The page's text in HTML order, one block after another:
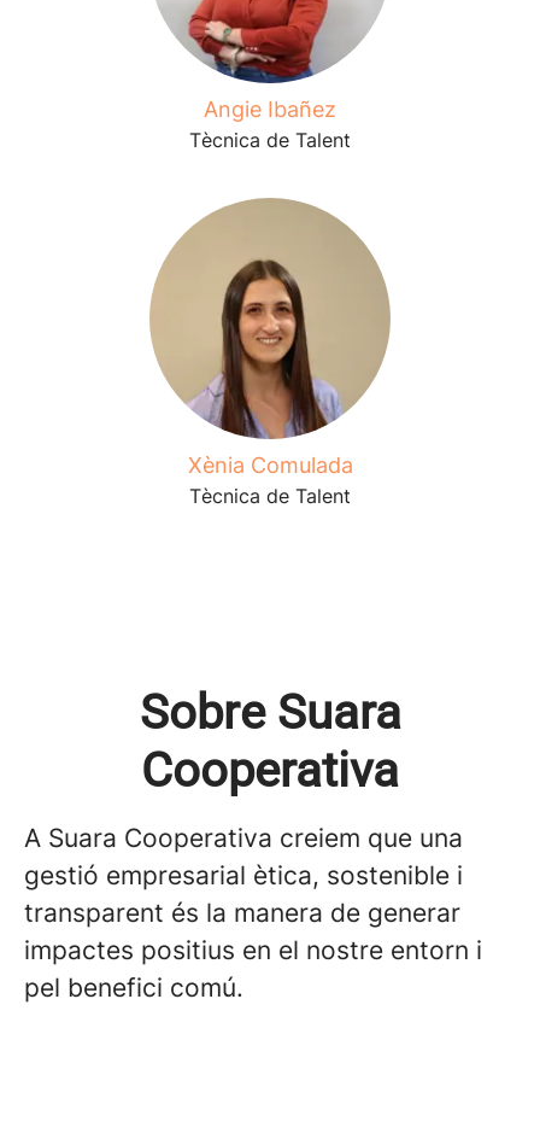
Angie Ibañez
Tècnica de Talent
Xènia Comulada
Tècnica de Talent
Sobre Suara
Cooperativa
A Suara Cooperativa creiem que una
gestió empresarial ètica, sostenible i
transparent és la manera de generar
impactes positius en el nostre entorn i
pel benefici comú.